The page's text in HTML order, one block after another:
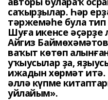
саҡырҙылар. Һәр
тәржемәһе була
Шуға икенсе
Айгиз
ваҡыт көтөп
уҡыусылар ҙа,
ижадын хөрмәт итә.
әллә күпме
уйлайым».